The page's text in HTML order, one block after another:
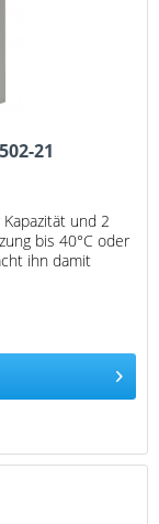
21
und 2
bis 40°C oder
ihn damit